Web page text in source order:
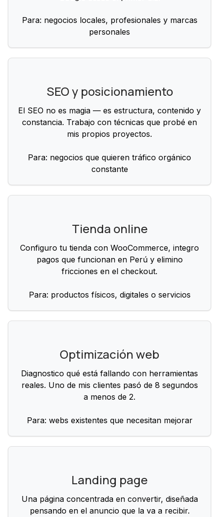
Para: negocios locales, profesionales y marcas
personales
SEO y posicionamiento
El SEO no es magia — es estructura, contenido y
constancia. Trabajo con técnicas que probé en
mis propios proyectos.
Para: negocios que quieren tráfico orgánico
constante
Tienda online
Configuro tu tienda con WooCommerce, integro
pagos que funcionan en Perú y elimino
fricciones en el checkout.
Para: productos físicos, digitales o servicios
Optimización web
Diagnostico qué está fallando con herramientas
reales. Uno de mis clientes pasó de 8 segundos
a menos de 2.
Para: webs existentes que necesitan mejorar
Landing page
Una página concentrada en convertir, diseñada
pensando en el anuncio que la va a recibir.